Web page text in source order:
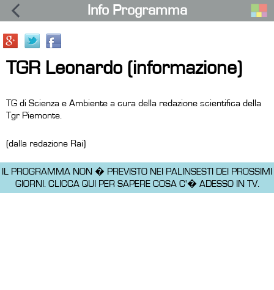
Info Programma
TGR Leonardo (informazione)
TG di Scienza e Ambiente a cura della redazione scientifica della
Tgr Piemonte.
(dalla redazione Rai)
IL PROGRAMMA NON � PREVISTO NEI PALINSESTI DEI PROSSIMI
GIORNI. CLICCA QUI PER SAPERE COSA C'� ADESSO IN TV.